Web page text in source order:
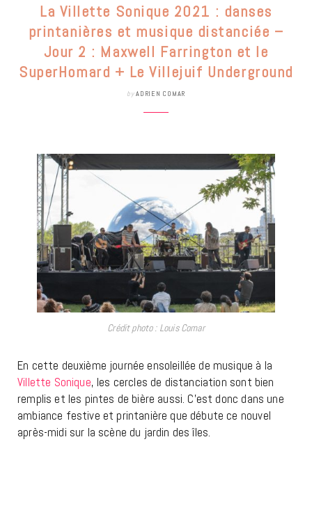
La Villette Sonique 2021 : danses
printanières et musique distanciée –
Jour 2 : Maxwell Farrington et le
SuperHomard + Le Villejuif Underground
by ADRIEN COMAR
Crédit photo : Louis Comar
En cette deuxième journée ensoleillée de musique à la
Villette Sonique, les cercles de distanciation sont bien
remplis et les pintes de bière aussi. C’est donc dans une
ambiance festive et printanière que débute ce nouvel
après-midi sur la scène du jardin des îles.